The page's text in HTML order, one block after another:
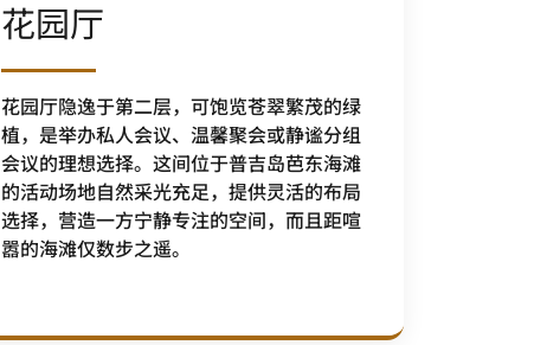
花园厅
花园厅隐逸于第二层，可饱览苍翠繁茂的绿
植，是举办私人会议、温馨聚会或静谧分组
会议的理想选择。这间位于普吉岛芭东海滩
的活动场地自然采光充足，提供灵活的布局
选择，营造一方宁静专注的空间，而且距喧
嚣的海滩仅数步之遥。